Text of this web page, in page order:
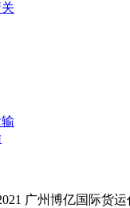
广州博亿国际货